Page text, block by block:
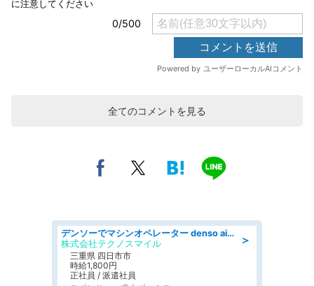
全てのコメントを見る
＞
デンソーでマシンオペレーター denso aichi
株式会社テクノスマイル
三重県 四日市市
時給1,800円
正社員 / 派遣社員